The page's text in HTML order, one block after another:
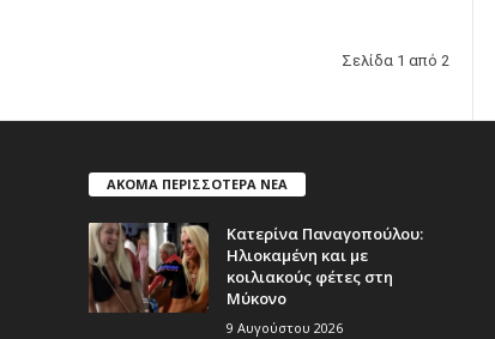
Σελίδα 1 από 2
ΑΚΟΜΑ ΠΕΡΙΣΣΟΤΕΡΑ ΝΕΑ
Κατερίνα Παναγοπούλου:
Ηλιοκαμένη και με
κοιλιακούς φέτες στη
Μύκονο
9 Αυγούστου 2026